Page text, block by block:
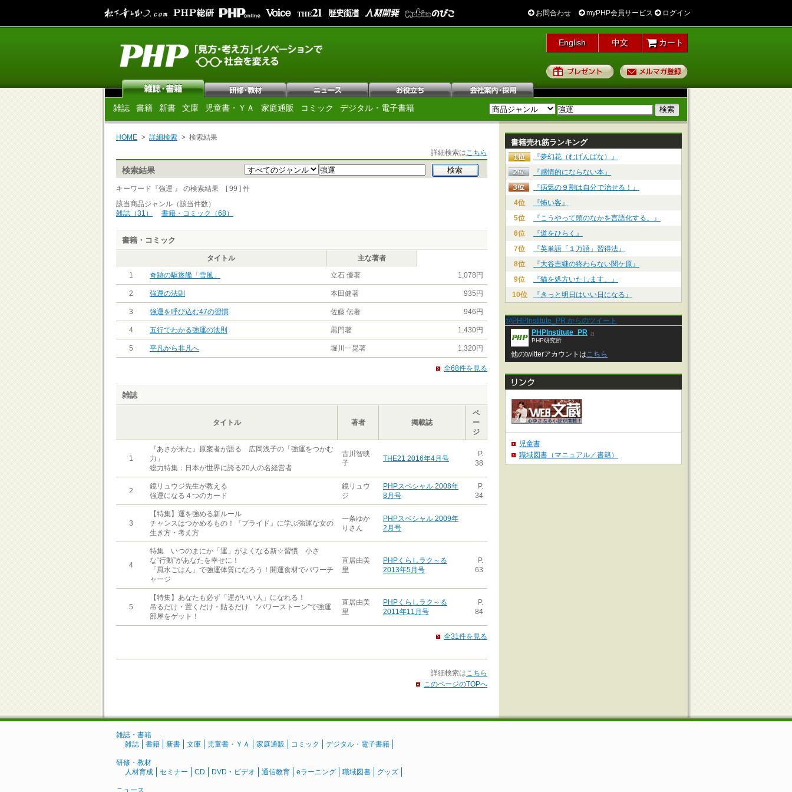
お問合わせ myPHP会員サービス ログイン
English 中文 カート
プレゼント
雑誌 書籍 新書 文庫 児童書・ＹＡ 家庭通販 コミック デジタル・電子書籍
HOME 詳細検索
検索結果
詳細検索はこちら
検索結果
キーワード『強運 』 の検索結果 [ 99 ] 件
該当商品ジャンル（該当件数）
雑誌（31）
書籍・コミック（68）
書籍・コミック
タイトル 主な著者
1 奇跡の駆逐艦「雪風」 立石 優著 1,078円
2 強運の法則 本田健著 935円
3 強運を呼び込む47の習慣 佐藤 伝著 946円
4 五行でわかる強運の法則 黒門著 1,430円
5 平凡から非凡へ 堀川一晃著 1,320円
全68件を見る
雑誌
タイトル 著者 掲載誌
ペ
ー
ジ
1
『あさが来た』原案者が語る 広岡浅子の「強運をつかむ
力」
総力特集：日本が世界に誇る20人の名経営者
古川智映
子
THE21 2016年4月号
P.
38
2
鏡リュウジ先生が教える
強運になる４つのカード
鏡リュウ
ジ
PHPスペシャル 2008年
8月号
P.
34
3
【特集】運を強める新ルール
チャンスはつかめるもの！『プライド』に学ぶ強運な女の
生き方・考え方
一条ゆか
りさん
PHPスペシャル 2009年
2月号
4
特集 いつのまにか「運」がよくなる新☆習慣 小さ
な“行動”があなたを幸せに！
「風水ごはん」で強運体質になろう！開運食材でパワーチ
ャージ
直居由美
里
PHPくらしラク～る
2013年5月号
P.
63
5
【特集】あなたも必ず「運がいい人」になれる！
吊るだけ・置くだけ・貼るだけ “パワーストーン”で強運
部屋をゲット！
直居由美
里
PHPくらしラク～る
2011年11月号
P.
84
全31件を見る
詳細検索はこちら
このページのTOPへ
書籍売れ筋ランキング
『夢幻花（むげんばな）』
『感情的にならない本』
『病気の９割は自分で治せる！』
4位
『怖い客』
5位
『こうやって頭のなかを言語化する。』
6位
『道をひらく』
7位
『英単語「１万語」習得法』
8位
『大谷吉継の終わらない関ケ原』
9位
『猫を処方いたします。』
10位
『きっと明日はいい日になる』
@PHPInstitute_PR からのツイート
PHPInstitute_PR
PHP研究所
a
他のtwitterアカウントはこちら
児童書
職域図書（マニュアル／書籍）
雑誌・書籍
雑誌
書籍 新書 文庫 児童書・ＹＡ 家庭通販 コミック デジタル・電子書籍
研修・教材
人材育成
セミナー CD DVD・ビデオ 通信教育 eラーニング 職域図書 グッズ
ニュース